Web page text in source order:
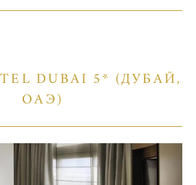
DUBAI 5* (ДУБАЙ,
ОАЭ)